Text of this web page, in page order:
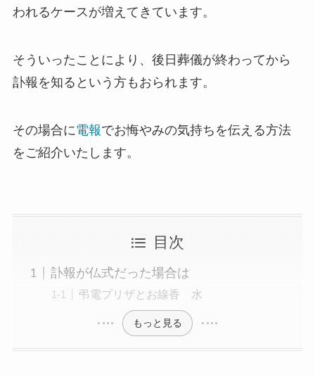
父の日
長寿・還暦祝い
暑中・残暑見舞い
敬老の日
喪中見舞い
われるケースが増えてきています。
そういったことにより、後日葬儀が終わってから
訃報を知るという方もおられます。
その場合に電報でお悔やみの気持ちを伝える方法
をご紹介いたします。
目次
訃報が仏式だった場合は
弔電プリザとお線香 水
もっと見る